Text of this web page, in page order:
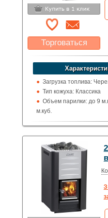
Торговаться
Какая цена Вас
устроит?
Указать цену
Загрузка топлива:
Тип кожуха: Классика
Объем парилки: до 9
м.куб.
Дверца: Со стеклом
Топка (материал):
Использование: Для
Производитель: